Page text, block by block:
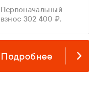
Первоначальный
взнос 302 400 ₽.
Подробнее